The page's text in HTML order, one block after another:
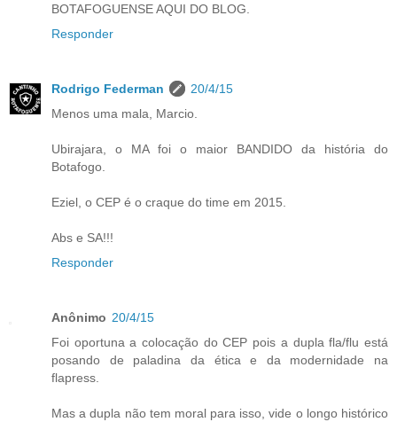
BOTAFOGUENSE AQUI DO BLOG.
Responder
Rodrigo Federman
20/4/15
Menos uma mala, Marcio.
Ubirajara, o MA foi o maior BANDIDO da história do
Botafogo.
Eziel, o CEP é o craque do time em 2015.
Abs e SA!!!
Responder
Anônimo 20/4/15
Foi oportuna a colocação do CEP pois a dupla fla/flu está
posando de paladina da ética e da modernidade na
flapress.
Mas a dupla não tem moral para isso, vide o longo histórico